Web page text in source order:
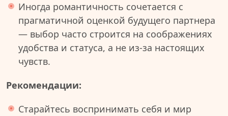
Иногда романтичность сочетается с
прагматичной оценкой будущего партнера
— выбор часто строится на соображениях
удобства и статуса, а не из-за настоящих
чувств.
Рекомендации:
Старайтесь воспринимать себя и мир